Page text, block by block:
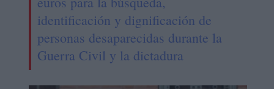
identificación y dignificación de
personas desaparecidas durante la
Guerra Civil y la dictadura